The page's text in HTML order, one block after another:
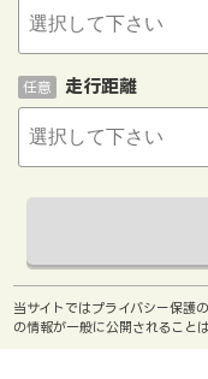
走行距離
任意
当サイトではプライバシー保護
の情報が一般に公開されること